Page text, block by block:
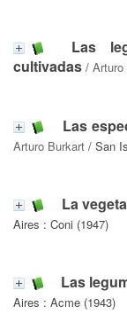
Las
cultivadas /
Las
Arturo Burkart / San
La
Aires : Coni (1947)
Las
Aires : Acme (1943)